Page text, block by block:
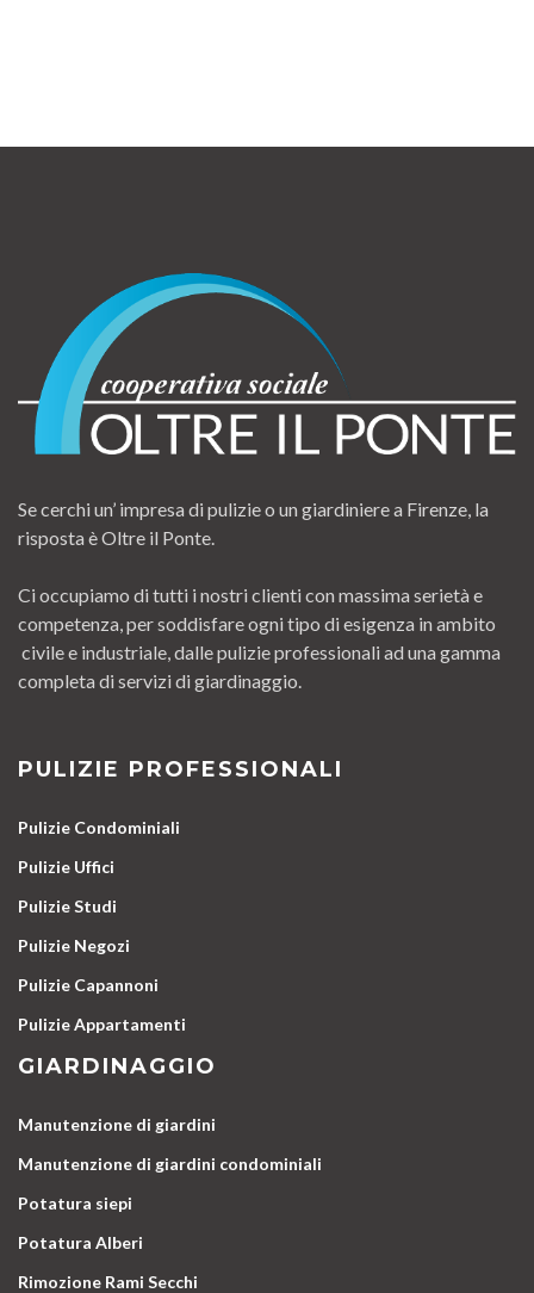
Se cerchi un’ impresa di pulizie o un giardiniere a Firenze, la
risposta è Oltre il Ponte.
Ci occupiamo di tutti i nostri clienti con massima serietà e
competenza, per soddisfare ogni tipo di esigenza in ambito
civile e industriale, dalle pulizie professionali ad una gamma
completa di servizi di giardinaggio.
PULIZIE PROFESSIONALI
Pulizie Condominiali
Pulizie Uffici
Pulizie Studi
Pulizie Negozi
Pulizie Capannoni
Pulizie Appartamenti
GIARDINAGGIO
Manutenzione di giardini
Manutenzione di giardini condominiali
Potatura siepi
Potatura Alberi
Rimozione Rami Secchi